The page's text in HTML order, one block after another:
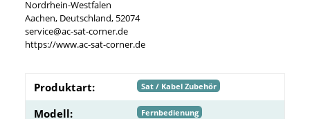
Nordrhein-Westfalen
Aachen, Deutschland, 52074
service@ac-sat-corner.de
https://www.ac-sat-corner.de
Produktart: Sat / Kabel Zubehör
Modell: Fernbedienung